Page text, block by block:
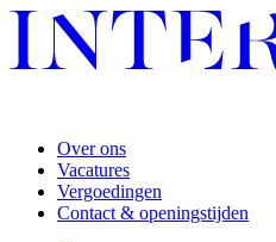
Over ons
Vacatures
Vergoedingen
Contact & openingstijden